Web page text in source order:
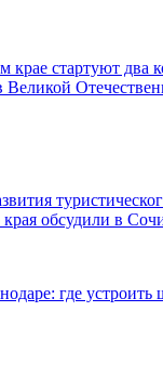
крае стартуют два
Великой
края обсудили в
где